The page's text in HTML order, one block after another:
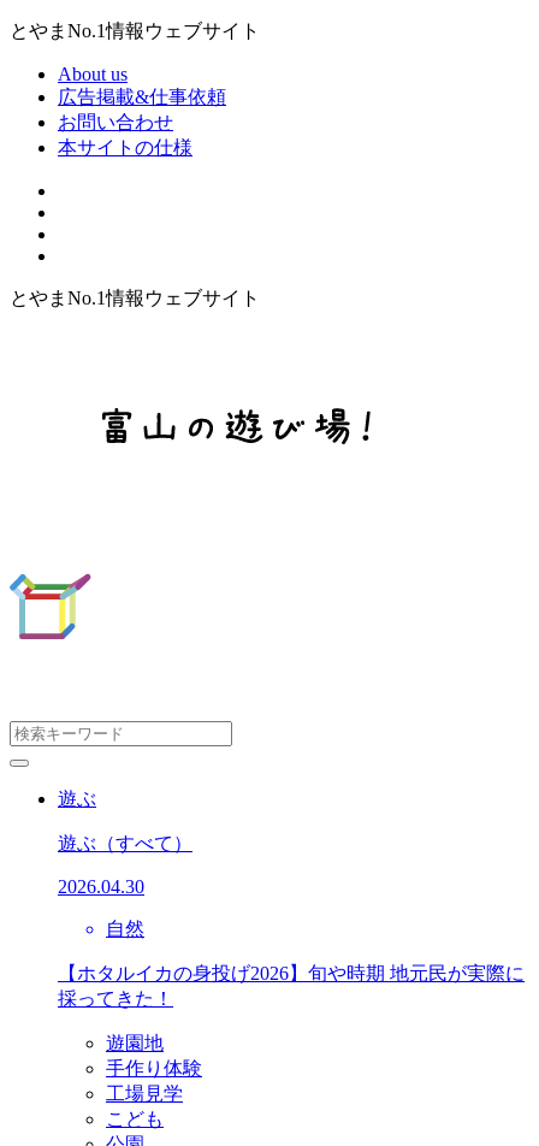
とやまNo.1情報ウェブサイト
About us
広告掲載&仕事依頼
お問い合わせ
本サイトの仕様
とやまNo.1情報ウェブサイト
遊ぶ
遊ぶ （すべて）
2026.04.30
自然
【ホタルイカの身投げ2026】旬や時期 地元民が実際に
採ってきた！
遊園地
手作り体験
工場見学
こども